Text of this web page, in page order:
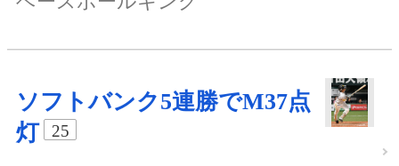
ソフトバンク5連勝でM37点
灯
25